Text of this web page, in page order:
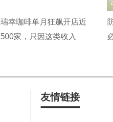
瑞幸咖啡单月狂飙开店近
500家，只因这类收入
友情链接